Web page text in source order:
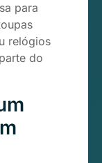
para
relógios
do